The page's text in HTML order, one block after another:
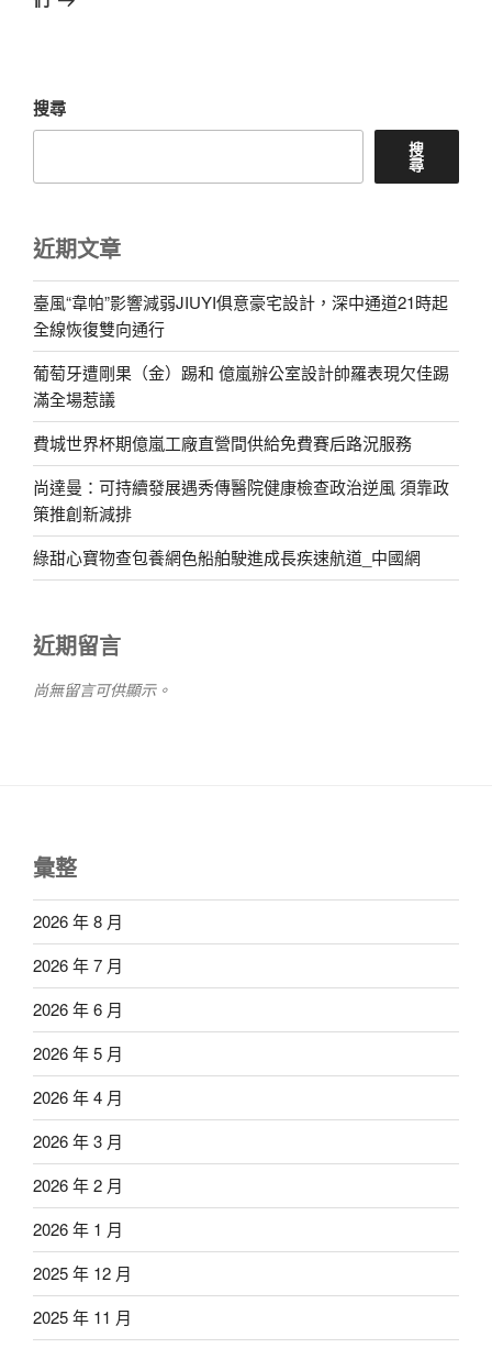
搜尋
搜
尋
近期文章
臺風“韋帕”影響減弱JIUYI俱意豪宅設計，深中通道21時起
全線恢復雙向通行
葡萄牙遭剛果（金）踢和 億嵐辦公室設計帥羅表現欠佳踢
滿全場惹議
費城世界杯期億嵐工廠直營間供給免費賽后路況服務
尚達曼：可持續發展遇秀傳醫院健康檢查政治逆風 須靠政
策推創新減排
綠甜心寶物查包養網色船舶駛進成長疾速航道_中國網
近期留言
尚無留言可供顯示。
彙整
2026 年 8 月
2026 年 7 月
2026 年 6 月
2026 年 5 月
2026 年 4 月
2026 年 3 月
2026 年 2 月
2026 年 1 月
2025 年 12 月
2025 年 11 月